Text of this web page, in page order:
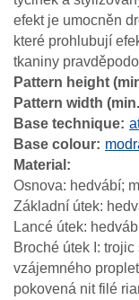
efekt je umocněn
které prohlubují
tkaniny
Pattern height
Pattern width
Base technique
Base colour
Material
Osnova: hedvábí;
Základní útek:
Lancé útek:
Broché útek I:
vzájemného
pokovená nit filé